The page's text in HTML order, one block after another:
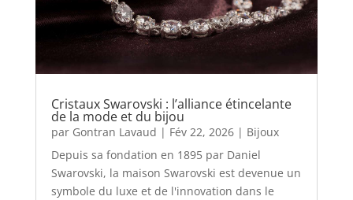
Cristaux Swarovski : l’alliance étincelante
de la mode et du bijou
par Gontran Lavaud | Fév 22, 2026| Bijoux
Depuis sa fondation en 1895 par Daniel
Swarovski, la maison Swarovski est devenue un
symbole du luxe et de l'innovation dans le